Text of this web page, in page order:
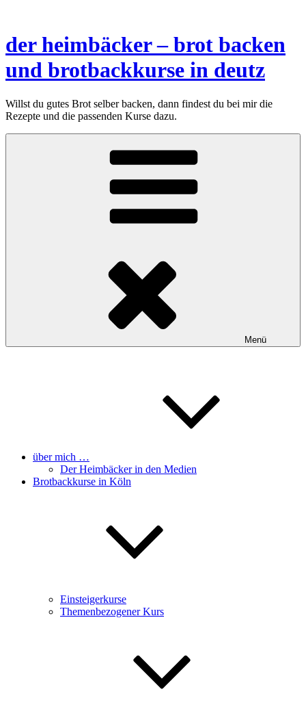
springen
der heimbäcker – brot backen
und brotbackkurse in deutz
Willst du gutes Brot selber backen, dann findest du bei mir die
Rezepte und die passenden Kurse dazu.
Menü
über mich …
Der Heimbäcker in den Medien
Brotbackkurse in Köln
Einsteigerkurse
Themenbezogener Kurs